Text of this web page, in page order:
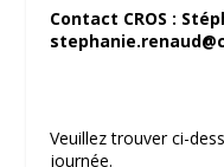
Contact CROS :
Veuillez trouver ci-
journée.